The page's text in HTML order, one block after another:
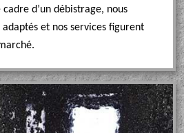
d’un débistrage, nous
et nos services figurent